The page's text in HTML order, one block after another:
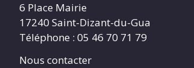
6 Place Mairie
17240 Saint-Dizant-du-Gua
Téléphone : 05 46 70 71 79
Nous contacter